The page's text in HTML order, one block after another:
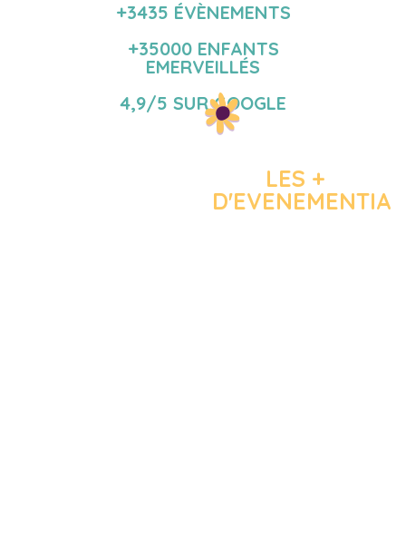
+3435 ÉVÈNEMENTS
+35000 ENFANTS
EMERVEILLÉS
4,9/5 SUR GOOGLE
LES +
D'EVENEMENTIA